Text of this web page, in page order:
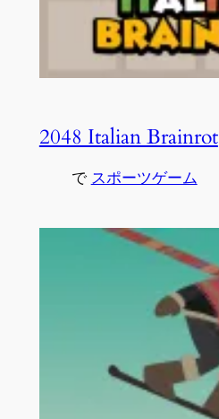
2048 Italian Brainrot
で スポーツゲーム